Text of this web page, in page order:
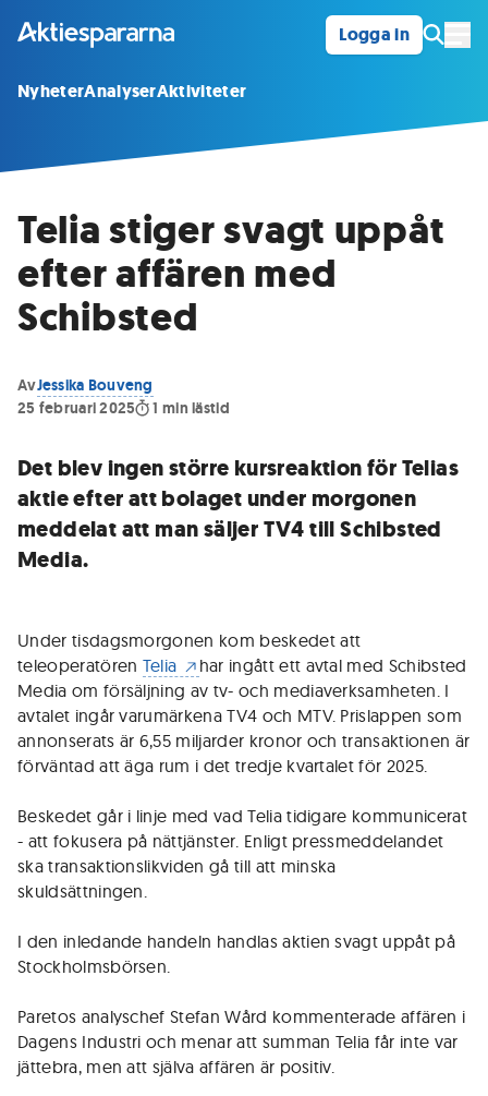
Logga in
NyheterAnalyserAktiviteter
Telia stiger svagt uppåt
efter affären med
Schibsted
AvJessika Bouveng
25 februari 2025
1 min lästid
Det blev ingen större kursreaktion för Telias
aktie efter att bolaget under morgonen
meddelat att man säljer TV4 till Schibsted
Media.
Under tisdagsmorgonen kom beskedet att
teleoperatören Telia
har ingått ett avtal med Schibsted
Media om försäljning av tv- och mediaverksamheten. I
avtalet ingår varumärkena TV4 och MTV. Prislappen som
annonserats är 6,55 miljarder kronor och transaktionen är
förväntad att äga rum i det tredje kvartalet för 2025.
Beskedet går i linje med vad Telia tidigare kommunicerat
- att fokusera på nättjänster. Enligt pressmeddelandet
ska transaktionslikviden gå till att minska
skuldsättningen.
I den inledande handeln handlas aktien svagt uppåt på
Stockholmsbörsen.
Paretos analyschef Stefan Wård kommenterade affären i
Dagens Industri och menar att summan Telia får inte var
jättebra, men att själva affären är positiv.